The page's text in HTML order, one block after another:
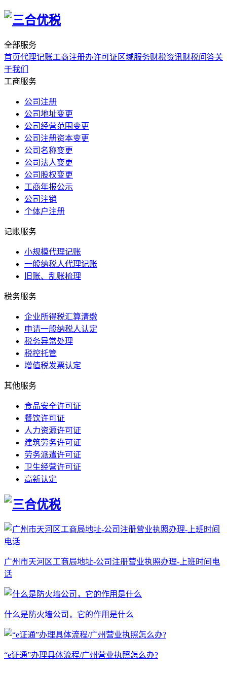
全部服务
首页代理记账工商注册办许可证 区域服务财税资讯财税问答关
于我们
工商服务
公司注册
公司地址变更
公司经营范围变更
公司注册资本变更
公司名称变更
公司法人变更
公司股权变更
工商年报公示
公司注销
个体户注册
记账服务
小规模代理记账
一般纳税人代理记账
旧账、乱账梳理
税务服务
企业所得税汇算清缴
申请一般纳税人认定
税务异常处理
税控托管
增值税发票认定
其他服务
食品安全许可证
餐饮许可证
人力资源许可证
建筑劳务许可证
劳务派遣许可证
卫生经营许可证
高新认定
广州市天河区工商局地址-公司注册营业执照办理-上班时间电
话
什么是防火墙公司，它的作用是什么
“e证通”办理具体流程/广州营业执照怎么办?